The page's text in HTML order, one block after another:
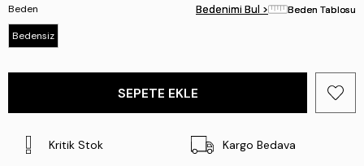
Beden
Bedensiz
Bedenimi Bul > Beden Tablosu
Bedenimi Bul > Beden Tablosu
Kritik Stok Kargo Bedava